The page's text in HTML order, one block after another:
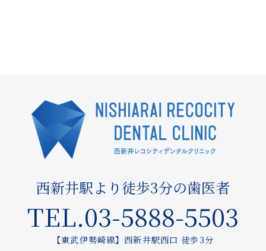
西新井駅より徒歩3分の歯医者
TEL.03-5888-5503
【東武伊勢崎線】西新井駅西口 徒歩3分